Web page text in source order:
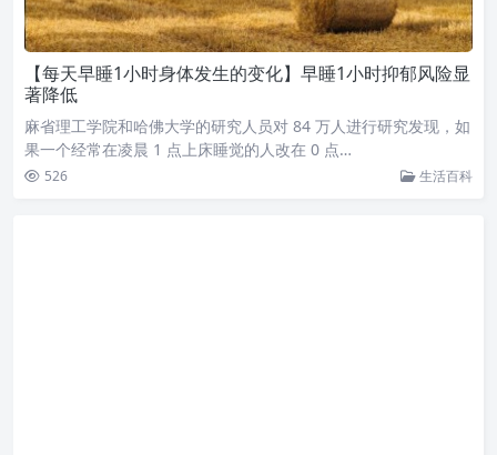
【每天早睡1小时身体发生的变化】早睡1小时抑郁风险显
著降低
麻省理工学院和哈佛大学的研究人员对 84 万人进行研究发现，如
果一个经常在凌晨 1 点上床睡觉的人改在 0 点…
526 生活百科